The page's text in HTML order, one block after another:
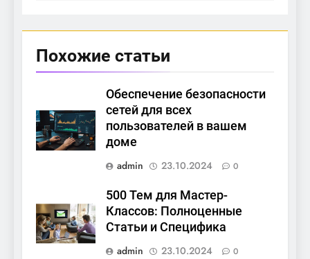
Похожие статьи
Обеспечение безопасности
сетей для всех
пользователей в вашем
доме
admin
23.10.2024 0
500 Тем для Мастер-
Классов: Полноценные
Статьи и Специфика
admin
23.10.2024 0